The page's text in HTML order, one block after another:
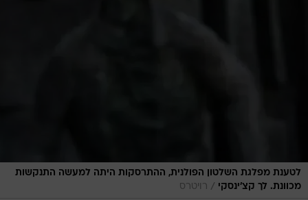
לטענת מפלגת השלטון הפולנית, ההתרסקות היתה למעשה התנקשות
מכוונת. לך קצ'ינסקי / רויטרס